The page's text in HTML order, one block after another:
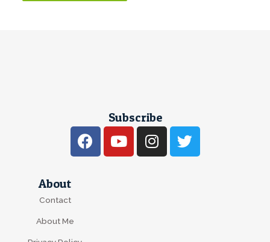
Subscribe
About
Contact
About Me